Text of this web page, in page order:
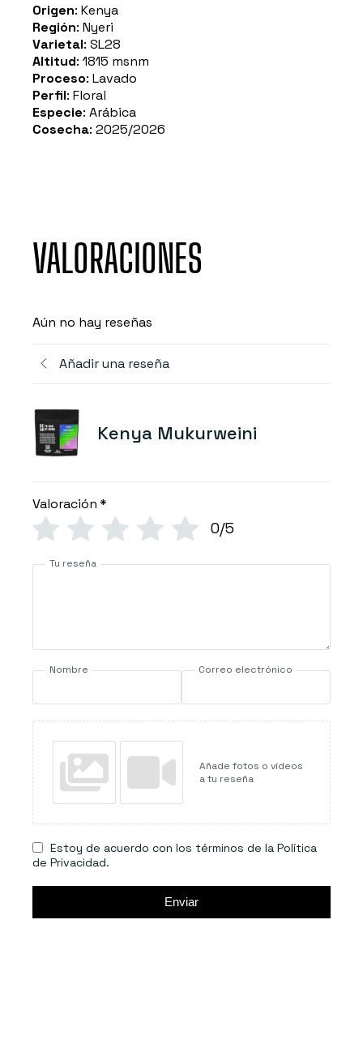
Origen: Kenya
Región: Nyeri
Varietal: SL28
Altitud: 1815 msnm
Proceso: Lavado
Perfil: Floral
Especie: Arábica
Cosecha: 2025/2026
VALORACIONES
Aún no hay reseñas
Añadir una reseña
Kenya Mukurweini
Valoración*
0/5
Tu reseña
Nombre Correo electrónico
Añade fotos o vídeos
a tu reseña
Estoy de acuerdo con los términos de la Política
de Privacidad.
Enviar